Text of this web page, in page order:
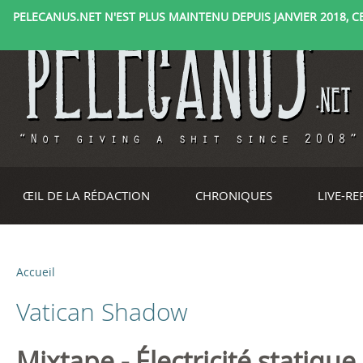
PELECANUS.NET N'EST PLUS MAINTENU DEPUIS JANVIER 2018,
ŒIL DE LA RÉDACTION CHRONIQUES LIVE-
V
o
u
Accueil
Vatican Shadow